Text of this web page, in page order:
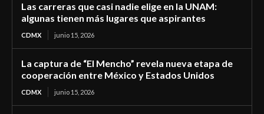
Las carreras que casi nadie elige en la UNAM:
algunas tienen más lugares que aspirantes
CDMX junio 15, 2026
La captura de “El Mencho” revela nueva etapa de
cooperación entre México y Estados Unidos
CDMX junio 15, 2026